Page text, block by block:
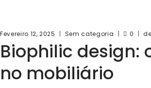
Fevereiro 12, 2025 Sem categoria 0
Biophilic design:
no mobiliário